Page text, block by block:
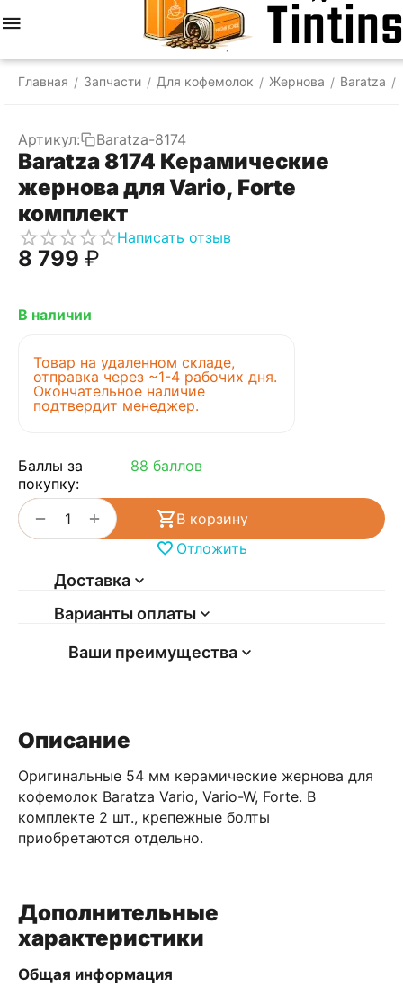
Главная / Запчасти / Для кофемолок / Жернова / Baratza /
Артикул: Baratza-8174
Baratza 8174 Керамические
жернова для Vario, Forte
комплект
Написать отзыв
8 799 ₽
В наличии
Товар на удаленном складе,
отправка через ~1-4 рабочих дня.
Окончательное наличие
подтвердит менеджер.
Баллы за
покупку:
88 баллов
+
−
В корзину
Отложить
Доставка
Варианты оплаты
Ваши преимущества
Описание
Оригинальные 54 мм керамические жернова для
кофемолок Baratza Vario, Vario-W, Forte. В
комплекте 2 шт., крепежные болты
приобретаются отдельно.
Дополнительные
характеристики
Общая информация
Корзина Отложенные
товары
Аккаунт